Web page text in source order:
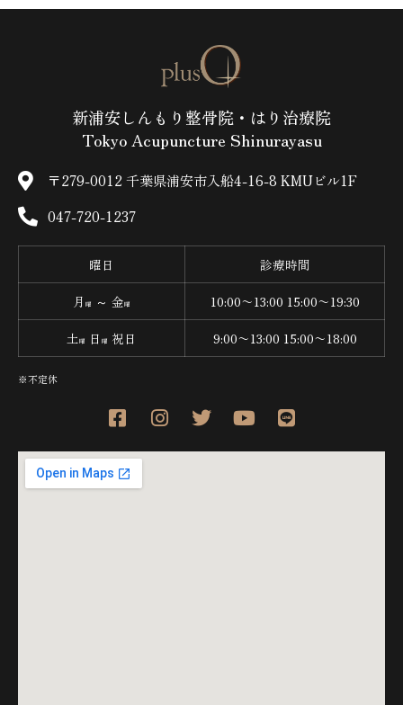
新浦安しんもり整骨院・はり治療院
Tokyo Acupuncture Shinurayasu
〒279-0012 千葉県浦安市入船4-16-8 KMUビル1F
047-720-1237
曜日 診療時間
月 曜 ～ 金曜 10:00〜13:00 15:00〜19:30
土曜 日 曜 祝日 9:00〜13:00 15:00〜18:00
※不定休